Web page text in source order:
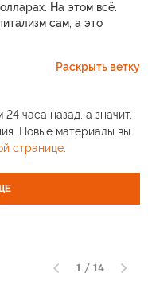
На этом всё.
сам, а это
Раскрыть ветку
часа назад, а значит,
Новые материалы вы
странице.
1 / 14